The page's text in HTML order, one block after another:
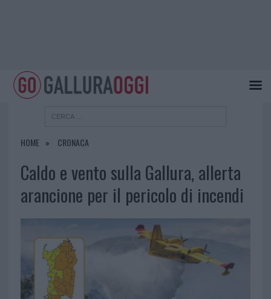
HOME CRONACA
Caldo e vento sulla Gallura, allerta
arancione per il pericolo di incendi